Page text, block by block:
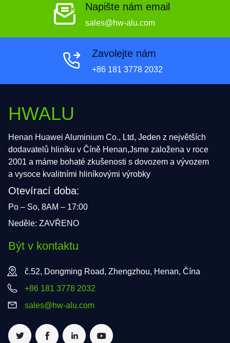
Napište nám email
sales@hw-alu.com
Zavolejte nám
+86 181 3778 2032
HWALU
Henan Huawei Aluminium Co., Ltd, Jeden z největších
dodavatelů hliníku v Číně Henan,Jsme založena v roce
2001 a máme bohaté zkušenosti s dovozem a vývozem
a vysoce kvalitními hliníkovými výrobky
Otevírací doba:
Po – So, 8AM – 17:00
Neděle: ZAVŘENO
Být v kontaktu
č.52, Dongming Road, Zhengzhou, Henan, Čína
+86 181 3778 2032
sales@hw-alu.com